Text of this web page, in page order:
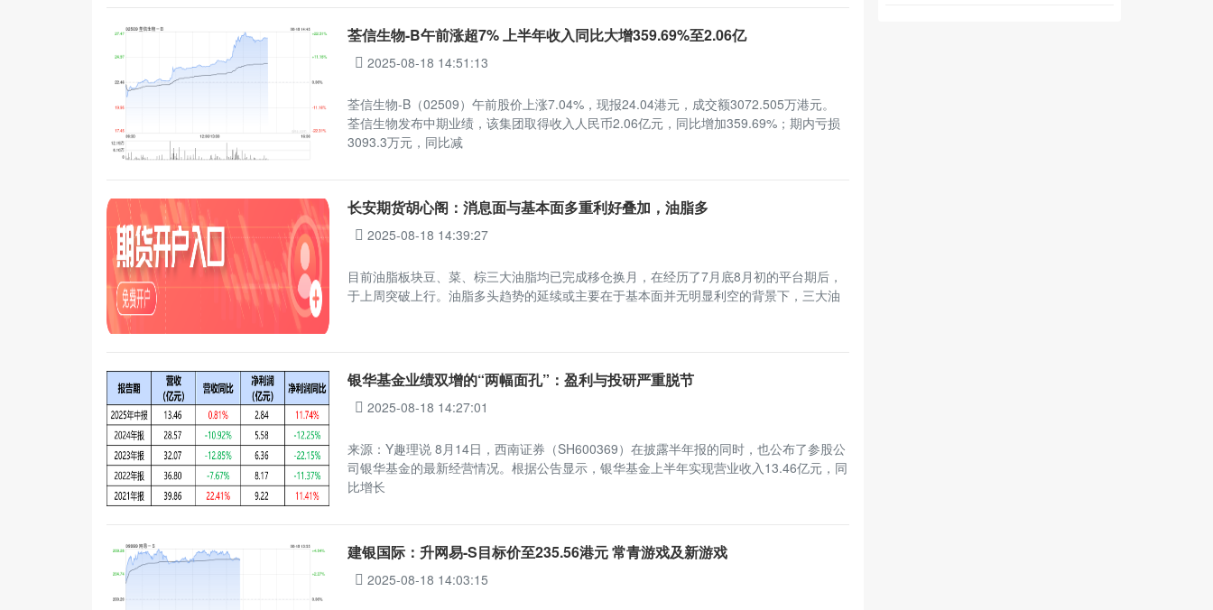
荃信生物-B午前涨超7% 上半年收入同比大增359.69%至2.06亿
2025-08-18 14:51:13
荃信生物-B（02509）午前股价上涨7.04%，现报24.04港元，成交额3072.505万港元。
荃信生物发布中期业绩，该集团取得收入人民币2.06亿元，同比增加359.69%；期内亏损
3093.3万元，同比减
长安期货胡心阁：消息面与基本面多重利好叠加，油脂多
2025-08-18 14:39:27
目前油脂板块豆、菜、棕三大油脂均已完成移仓换月，在经历了7月底8月初的平台期后，
于上周突破上行。油脂多头趋势的延续或主要在于基本面并无明显利空的背景下，三大油
银华基金业绩双增的“两幅面孔”：盈利与投研严重脱节
2025-08-18 14:27:01
来源：Y趣理说 8月14日，西南证券（SH600369）在披露半年报的同时，也公布了参股公
司银华基金的最新经营情况。根据公告显示，银华基金上半年实现营业收入13.46亿元，同
比增长
建银国际：升网易-S目标价至235.56港元 常青游戏及新游戏
2025-08-18 14:03:15